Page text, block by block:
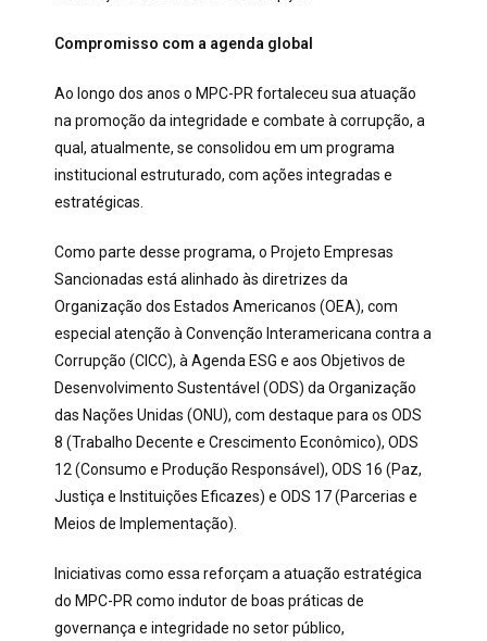
Compromisso com a agenda global
Ao longo dos anos o MPC-PR fortaleceu sua atuação
na promoção da integridade e combate à corrupção, a
qual, atualmente, se consolidou em um programa
institucional estruturado, com ações integradas e
estratégicas.
Como parte desse programa, o Projeto Empresas
Sancionadas está alinhado às diretrizes da
Organização dos Estados Americanos (OEA), com
especial atenção à Convenção Interamericana contra a
Corrupção (CICC), à Agenda ESG e aos Objetivos de
Desenvolvimento Sustentável (ODS) da Organização
das Nações Unidas (ONU), com destaque para os ODS
8 (Trabalho Decente e Crescimento Econômico), ODS
12 (Consumo e Produção Responsável), ODS 16 (Paz,
Justiça e Instituições Eficazes) e ODS 17 (Parcerias e
Meios de Implementação).
Iniciativas como essa reforçam a atuação estratégica
do MPC-PR como indutor de boas práticas de
governança e integridade no setor público,